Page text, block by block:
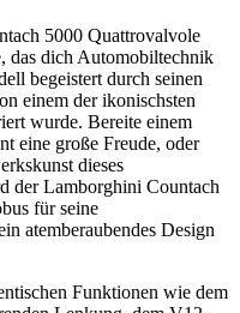
5000 Quattrovalvole
das dich Automobiltechnik
begeistert durch seinen
einem der ikonischsten
wurde. Bereite einem
eine große Freude, oder
dieses
der Lamborghini Countach
für seine
atemberaubendes Design
Funktionen wie dem